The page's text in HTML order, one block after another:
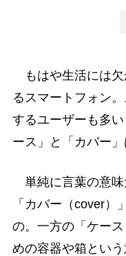
もはや生活には欠
るスマートフォン
するユーザーも多
ース」と「カバー」
単純に言葉の意味
「カバー（cover）
の。一方の「ケー
めの容器や箱とい